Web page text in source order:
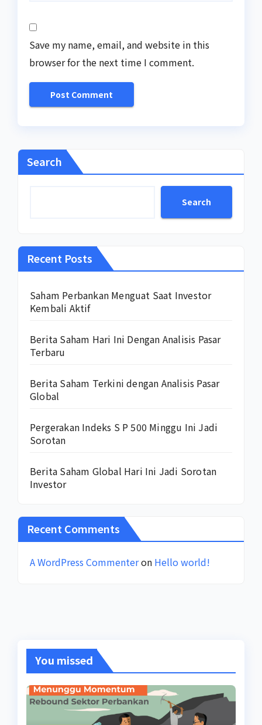
Save my name, email, and website in this
browser for the next time I comment.
Search
Search
Recent Posts
Saham Perbankan Menguat Saat Investor
Kembali Aktif
Berita Saham Hari Ini Dengan Analisis Pasar
Terbaru
Berita Saham Terkini dengan Analisis Pasar
Global
Pergerakan Indeks S P 500 Minggu Ini Jadi
Sorotan
Berita Saham Global Hari Ini Jadi Sorotan
Investor
Recent Comments
A WordPress Commenteron Hello world!
You missed